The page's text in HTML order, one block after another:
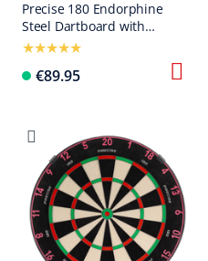
Precise 180 Endorphine
Steel Dartboard with
Numbered Ring - Gunmetal
€89.95